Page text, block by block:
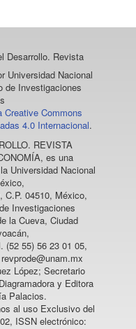
Desarrollo. Revista
Universidad Nacional
de Investigaciones
Creative Commons
4.0 Internacional.
REVISTA
, es una
Universidad Nacional
C.P. 04510, México,
Investigaciones
la Cueva, Ciudad
(52 55) 56 23 01 05,
López; Secretario
y Editora
Palacios.
al uso Exclusivo del
ISSN electrónico: